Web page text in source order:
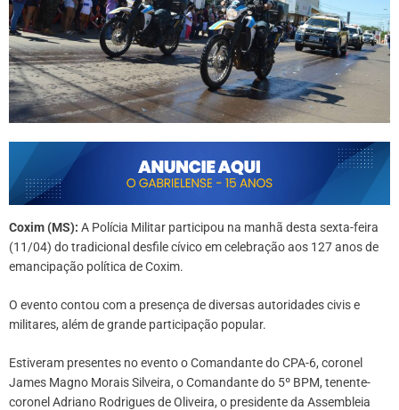
Coxim (MS): A Polícia Militar participou na manhã desta sexta-feira
(11/04) do tradicional desfile cívico em celebração aos 127 anos de
emancipação política de Coxim.
O evento contou com a presença de diversas autoridades civis e
militares, além de grande participação popular.
Estiveram presentes no evento o Comandante do CPA-6, coronel
James Magno Morais Silveira, o Comandante do 5º BPM, tenente-
coronel Adriano Rodrigues de Oliveira, o presidente da Assembleia